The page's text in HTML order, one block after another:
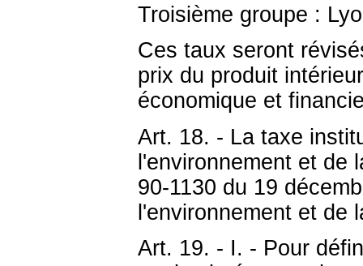
Troisième groupe :
Ces taux seront
prix du produit
économique et
Art. 18. - La taxe
l'environnement et de
90-1130 du 19
l'environnement et de
Art. 19. - I. - Pour